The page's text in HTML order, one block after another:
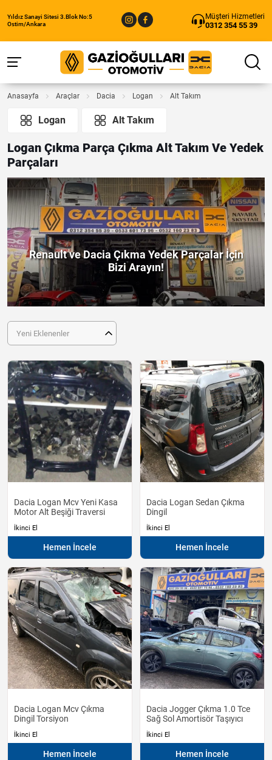
Yıldız Sanayi Sitesi 3.Blok No:5
Ostim/Ankara
Müşteri Hizmetleri
0312 354 55 39
Anasayfa Araçlar Dacia Logan Alt Takım
Logan Alt Takım
Logan Çıkma Parça Çıkma Alt Takım Ve Yedek
Parçaları
Renault ve Dacia Çıkma Yedek Parçalar İçin
Bizi Arayın!
Yeni Eklenenler
Dacia Logan Mcv Yeni Kasa
Motor Alt Beşiği Traversi
İkinci El
Hemen İncele
Dacia Logan Sedan Çıkma
Dingil
İkinci El
Hemen İncele
Dacia Logan Mcv Çıkma
Dingil Torsiyon
İkinci El
Hemen İncele
Dacia Jogger Çıkma 1.0 Tce
Sağ Sol Amortisör Taşıyıcı
İkinci El
Hemen İncele